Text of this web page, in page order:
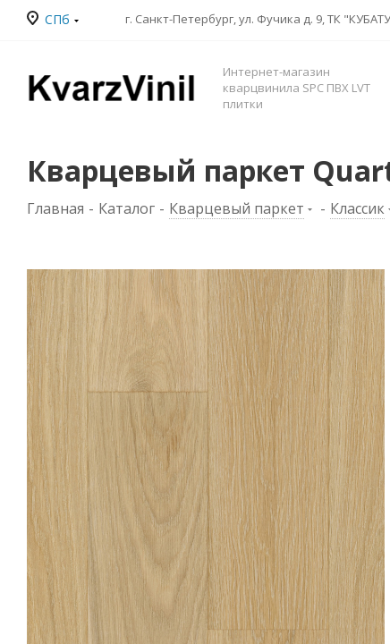
СПб
Интернет-магазин
кварцвинила SPC ПВХ LVT
плитки
Кварцевый паркет
Главная - Каталог - Кварцевый паркет - Классик